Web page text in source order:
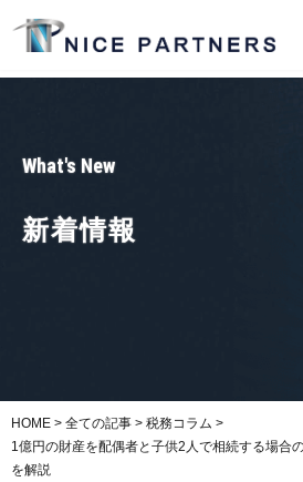
What's New
新着情報
HOME > 全ての記事 > 税務コラム >
1億円の財産を配偶者と子供2人で相続する場合
を解説